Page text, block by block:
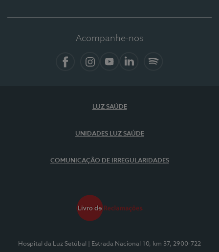
Acompanhe-nos
LUZ SAÚDE
UNIDADES LUZ SAÚDE
COMUNICAÇÃO DE IRREGULARIDADES
Hospital da Luz Setúbal
| Estrada Nacional 10, km 37, 2900-722